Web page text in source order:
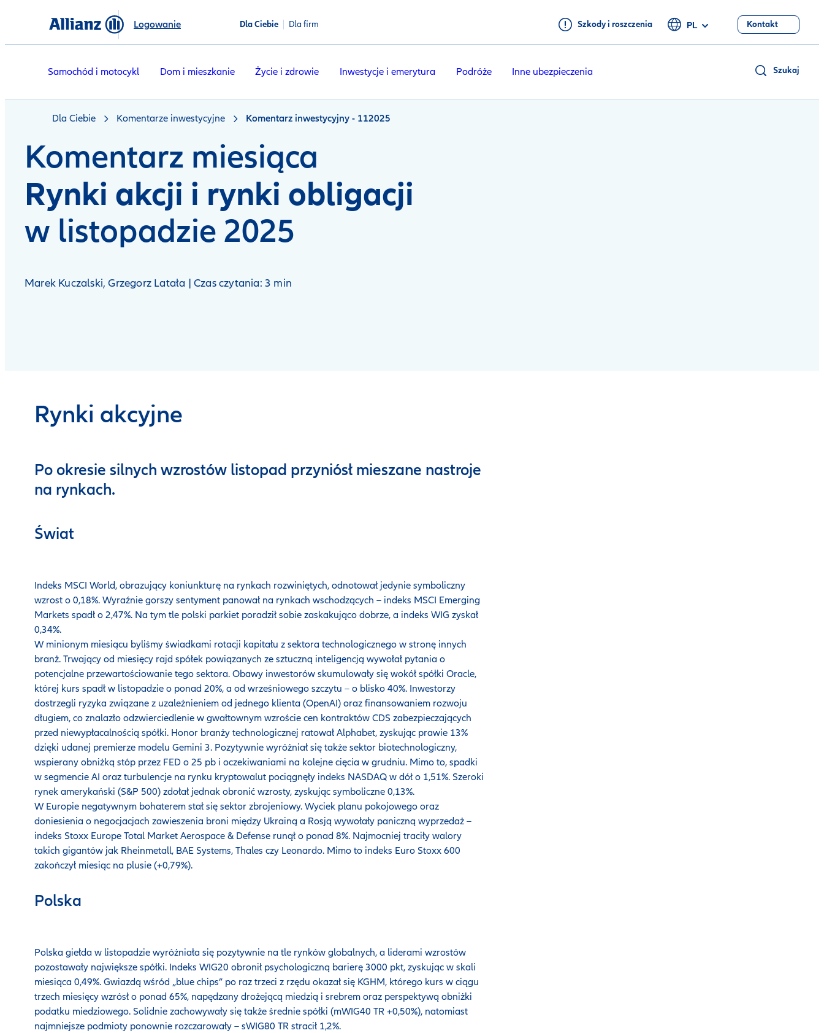
Logowanie Dla Ciebie Dla firm Szkody i roszczenia PL Kontakt
Samochód i motocykl Dom i mieszkanie Życie i zdrowie Inwestycje i emerytura Podróże Inne ubezpieczenia Szukaj
Dla Ciebie Komentarze inwestycyjne Komentarz inwestycyjny - 112025
Komentarz miesiąca
Rynki akcji i rynki obligacji
w listopadzie 2025
Marek Kuczalski, Grzegorz Latała | Czas czytania: 3 min
Rynki akcyjne
Po okresie silnych wzrostów listopad przyniósł mieszane nastroje
na rynkach.
Świat
Indeks MSCI World, obrazujący koniunkturę na rynkach rozwiniętych, odnotował jedynie symboliczny
wzrost o 0,18%. Wyraźnie gorszy sentyment panował na rynkach wschodzących – indeks MSCI Emerging
Markets spadł o 2,47%. Na tym tle polski parkiet poradził sobie zaskakująco dobrze, a indeks WIG zyskał
0,34%.
W minionym miesiącu byliśmy świadkami rotacji kapitału z sektora technologicznego w stronę innych
branż. Trwający od miesięcy rajd spółek powiązanych ze sztuczną inteligencją wywołał pytania o
potencjalne przewartościowanie tego sektora. Obawy inwestorów skumulowały się wokół spółki Oracle,
której kurs spadł w listopadzie o ponad 20%, a od wrześniowego szczytu – o blisko 40%. Inwestorzy
dostrzegli ryzyka związane z uzależnieniem od jednego klienta (OpenAI) oraz finansowaniem rozwoju
długiem, co znalazło odzwierciedlenie w gwałtownym wzroście cen kontraktów CDS zabezpieczających
przed niewypłacalnością spółki. Honor branży technologicznej ratował Alphabet, zyskując prawie 13%
dzięki udanej premierze modelu Gemini 3. Pozytywnie wyróżniał się także sektor biotechnologiczny,
wspierany obniżką stóp przez FED o 25 pb i oczekiwaniami na kolejne cięcia w grudniu. Mimo to, spadki
w segmencie AI oraz turbulencje na rynku kryptowalut pociągnęły indeks NASDAQ w dół o 1,51%. Szeroki
rynek amerykański (S&P 500) zdołał jednak obronić wzrosty, zyskując symboliczne 0,13%.
W Europie negatywnym bohaterem stał się sektor zbrojeniowy. Wyciek planu pokojowego oraz
doniesienia o negocjacjach zawieszenia broni między Ukrainą a Rosją wywołały paniczną wyprzedaż –
indeks Stoxx Europe Total Market Aerospace & Defense runął o ponad 8%. Najmocniej traciły walory
takich gigantów jak Rheinmetall, BAE Systems, Thales czy Leonardo. Mimo to indeks Euro Stoxx 600
zakończył miesiąc na plusie (+0,79%).
Polska
Polska giełda w listopadzie wyróżniała się pozytywnie na tle rynków globalnych, a liderami wzrostów
pozostawały największe spółki. Indeks WIG20 obronił psychologiczną barierę 3000 pkt, zyskując w skali
miesiąca 0,49%. Gwiazdą wśród „blue chips” po raz trzeci z rzędu okazał się KGHM, którego kurs w ciągu
trzech miesięcy wzrósł o ponad 65%, napędzany drożejącą miedzią i srebrem oraz perspektywą obniżki
podatku miedziowego. Solidnie zachowywały się także średnie spółki (mWIG40 TR +0,50%), natomiast
najmniejsze podmioty ponownie rozczarowały – sWIG80 TR stracił 1,2%.